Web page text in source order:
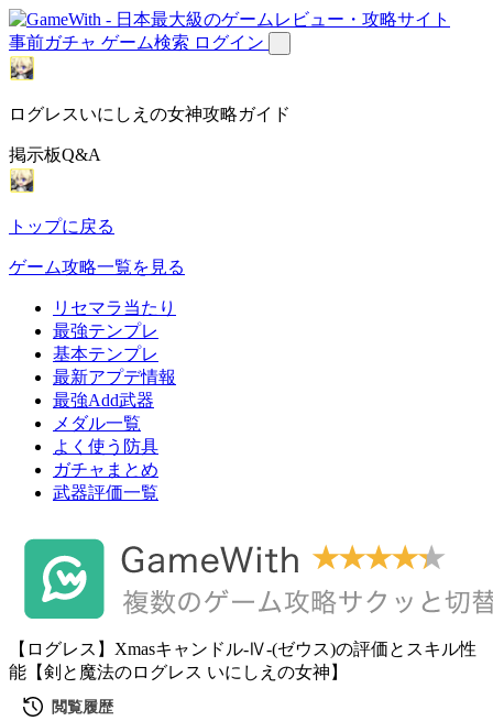
事前ガチャ ゲーム検索 ログイン
ログレスいにしえの女神攻略ガイド
掲示板Q&A
トップに戻る
ゲーム攻略一覧を見る
リセマラ当たり
最強テンプレ
基本テンプレ
最新アプデ情報
最強Add武器
メダル一覧
よく使う防具
ガチャまとめ
武器評価一覧
【ログレス】Xmasキャンドル-Ⅳ-(ゼウス)の評価とスキル性
能【剣と魔法のログレス いにしえの女神】